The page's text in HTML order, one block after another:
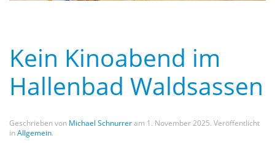
Kein Kinoabend im
Hallenbad Waldsassen
Geschrieben von Michael Schnurreram 1. November 2025. Veröffentlicht
inAllgemein.